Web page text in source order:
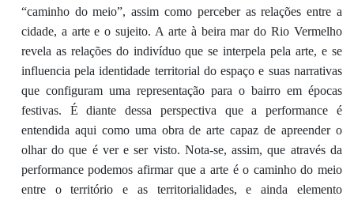
“caminho do meio”, assim como perceber as relações entre a
cidade, a arte e o sujeito. A arte à beira mar do Rio Vermelho
revela as relações do indivíduo que se interpela pela arte, e se
influencia pela identidade territorial do espaço e suas narrativas
que configuram uma representação para o bairro em épocas
festivas. É diante dessa perspectiva que a performance é
entendida aqui como uma obra de arte capaz de apreender o
olhar do que é ver e ser visto. Nota-se, assim, que através da
performance podemos afirmar que a arte é o caminho do meio
entre o território e as territorialidades, e ainda elemento